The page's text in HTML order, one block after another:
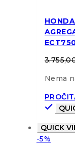
HONDA
Nema
QUICK
-5%